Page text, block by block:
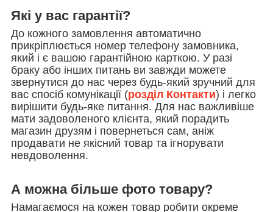
Які у вас гарантії?
До кожного замовлення автоматично
прикріплюється номер телефону замовника,
який і є вашою гарантійною карткою. У разі
браку або інших питань ви завжди можете
звернутися до нас через будь-який зручний для
вас спосіб комунікації (розділ Контакти) і легко
вирішити будь-яке питання. Для нас важливіше
мати задоволеного клієнта, який порадить
магазин друзям і повернеться сам, аніж
продавати не якісний товар та ігнорувати
невдоволення.
А можна більше фото товару?
Намагаємося на кожен товар робити окреме